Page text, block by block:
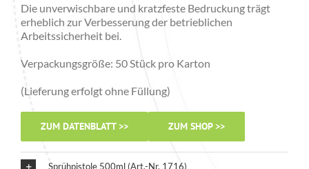
Die unverwischbare und kratzfeste Bedruckung trägt
erheblich zur Verbesserung der betrieblichen
Arbeitssicherheit bei.
Verpackungsgröße: 50 Stück pro Karton
(Lieferung erfolgt ohne Füllung)
ZUM DATENBLATT >> ZUM SHOP >>
Sprühpistole 500ml (Art.-Nr. 1716)